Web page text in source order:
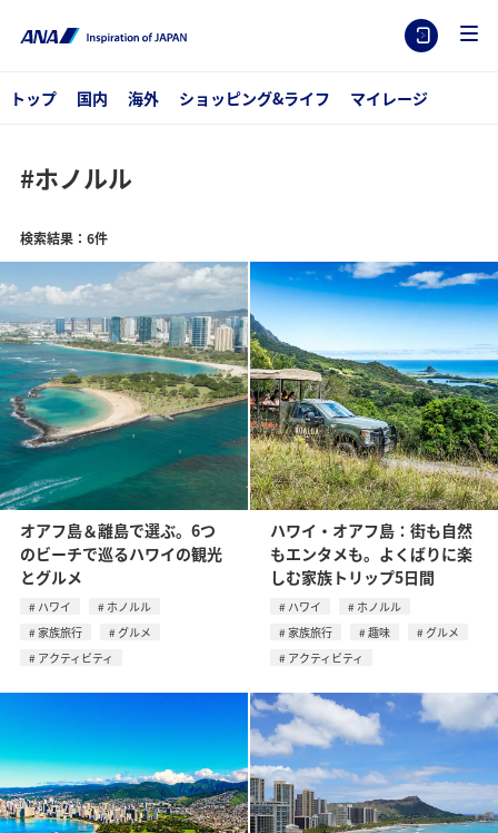
トップ 国内 海外 ショッピング&ライフ マイレージ
#ホノルル
検索結果：6件
オアフ島＆離島で選ぶ。6つ
のビーチで巡るハワイの観光
とグルメ
ハワイ
ホノルル
家族旅行
グルメ
アクティビティ
ハワイ・オアフ島：街も自然
もエンタメも。よくばりに楽
しむ家族トリップ5日間
ハワイ
ホノルル
家族旅行
趣味
グルメ
アクティビティ